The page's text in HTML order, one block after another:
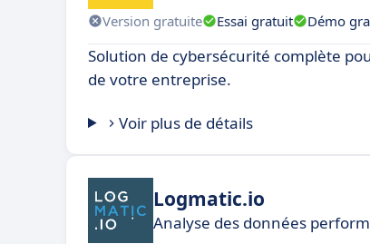
Version gratuite Essai gratuit Démo
Solution de cybersécurité complète
de votre entreprise.
Voir plus de détails
Logmatic.io
Analyse des données